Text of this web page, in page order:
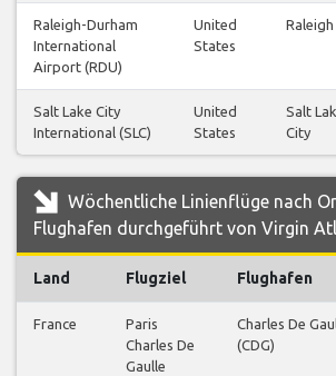
Raleigh-Durham
International
Airport (RDU)
United
States
Raleigh
Salt Lake City
International (SLC)
United
States
Salt
City
Wöchentliche Linienflüge nach
Flughafen durchgeführt von Virgin
Land Flugziel Flughafen
France
Paris
Charles De
Gaulle
Charles De
(CDG)